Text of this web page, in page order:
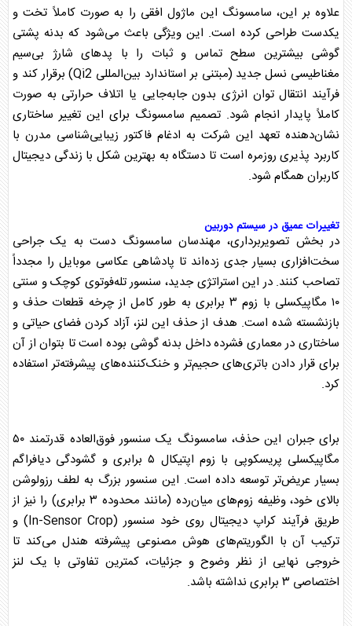
علاوه بر این، سامسونگ این ماژول افقی را به صورت کاملاً تخت و
یکدست طراحی کرده است. این ویژگی باعث می‌شود که بدنه پشتی
گوشی بیشترین سطح تماس و ثبات را با پدهای شارژ بی‌سیم
مغناطیسی نسل جدید (مبتنی بر استاندارد بین‌المللی Qi2) برقرار کند و
فرآیند انتقال توان انرژی بدون جابه‌جایی یا اتلاف حرارتی به صورت
کاملاً پایدار انجام شود. تصمیم سامسونگ برای این تغییر ساختاری
نشان‌دهنده تعهد این شرکت به ادغام فاکتور زیبایی‌شناسی مدرن با
کاربرد پذیری روزمره است تا دستگاه به بهترین شکل با زندگی دیجیتال
کاربران همگام شود.
تغییرات عمیق در سیستم دوربین
در بخش تصویربرداری، مهندسان سامسونگ دست به یک جراحی
سخت‌افزاری بسیار جدی زده‌اند تا پادشاهی عکاسی موبایل را مجدداً
تصاحب کنند. در این استراتژی جدید، سنسور تله‌فوتوی کوچک و سنتی
۱۰ مگاپیکسلی با زوم ۳ برابری به طور کامل از چرخه قطعات حذف و
بازنشسته شده است. هدف از حذف این لنز، آزاد کردن فضای حیاتی و
ساختاری در معماری فشرده داخل بدنه گوشی بوده است تا بتوان از آن
برای قرار دادن باتری‌های حجیم‌تر و خنک‌کننده‌های پیشرفته‌تر استفاده
کرد.
برای جبران این حذف، سامسونگ
یک سنسور فوق‌العاده قدرتمند ۵۰
مگاپیکسلی پریسکوپی با زوم اپتیکال ۵ برابری و گشودگی دیافراگم
بسیار عریض‌تر توسعه داده است. این سنسور بزرگ به لطف رزولوشن
بالای خود، وظیفه زوم‌های میان‌رده (مانند محدوده ۳ برابری) را نیز از
طریق فرآیند کراپ دیجیتال روی خود سنسور (In-Sensor Crop) و
ترکیب آن با الگوریتم‌های هوش مصنوعی پیشرفته هندل می‌کند تا
خروجی نهایی از نظر وضوح و جزئیات، کمترین تفاوتی با یک لنز
اختصاصی ۳ برابری نداشته باشد.